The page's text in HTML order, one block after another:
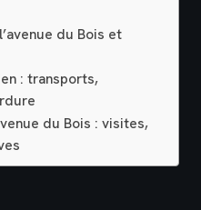
du Bois et
: transports,
du Bois : visites,